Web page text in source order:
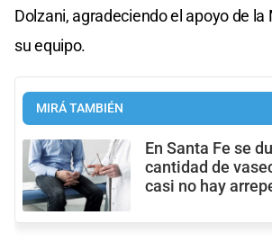
Dolzani, agradeciendo el apoyo de la
su equipo.
MIRÁ TAMBIÉN
En Santa Fe se
cantidad de
casi no hay